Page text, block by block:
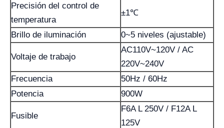
Precisión del control de
temperatura
±1℃
Brillo de iluminación 0~5 niveles (ajustable)
Voltaje de trabajo
AC110V~120V / AC
220V~240V
Frecuencia
50Hz / 60Hz
Potencia
900W
Fusible
F6A L 250V / F12A L
125V